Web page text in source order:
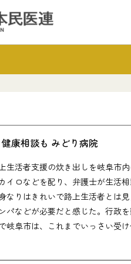
康相談も みどり病院
生活者支援の炊き出しを岐阜市
ロなどを配り、弁護士が生活
りはきれいで路上生活者とは
パなどが必要だと感じた。行政
岐阜市は、これまでいっさい受